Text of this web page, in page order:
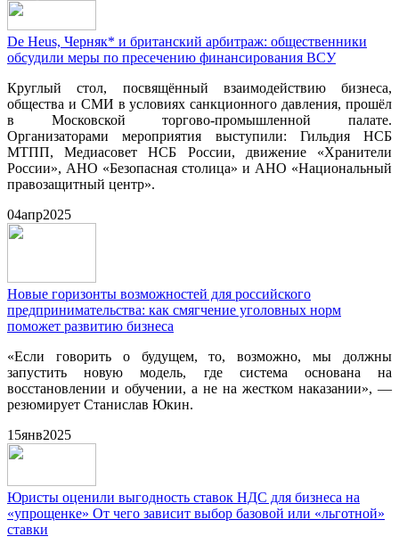
De Heus, Черняк* и британский арбитраж: общественники
обсудили меры по пресечению финансирования ВСУ
Круглый стол, посвящённый взаимодействию бизнеса,
общества и СМИ в условиях санкционного давления, прошёл
в Московской торгово-промышленной палате.
Организаторами мероприятия выступили: Гильдия НСБ
МТПП, Медиасовет НСБ России, движение «Хранители
России», АНО «Безопасная столица» и АНО «Национальный
правозащитный центр».
04апр2025
Новые горизонты возможностей для российского
предпринимательства: как смягчение уголовных норм
поможет развитию бизнеса
«Если говорить о будущем, то, возможно, мы должны
запустить новую модель, где система основана на
восстановлении и обучении, а не на жестком наказании», —
резюмирует Станислав Юкин.
15янв2025
Юристы оценили выгодность ставок НДС для бизнеса на
«упрощенке» От чего зависит выбор базовой или «льготной»
ставки